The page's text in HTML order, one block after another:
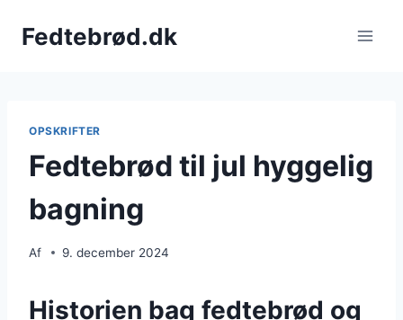
Fedtebrød.dk
OPSKRIFTER
Fedtebrød til jul hyggelig
bagning
Af 9. december 2024
Historien bag fedtebrød og